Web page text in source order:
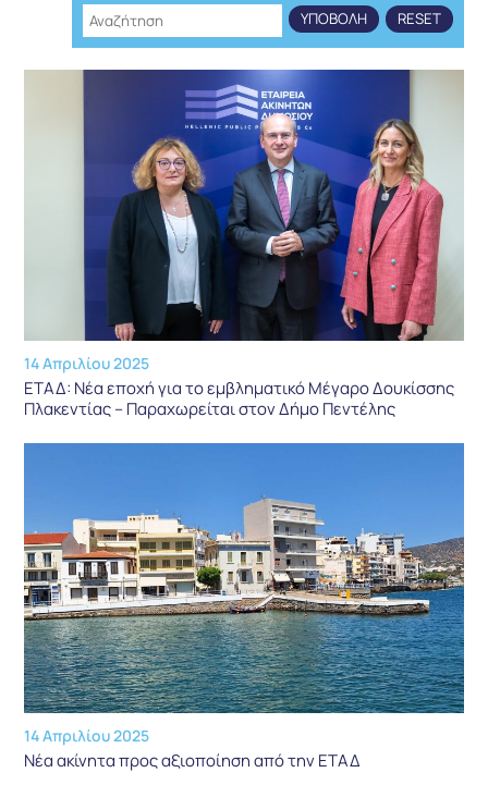
14 Απριλίου 2025
ΕΤΑΔ: Νέα εποχή για το εμβληματικό Μέγαρο Δουκίσσης
Πλακεντίας – Παραχωρείται στον Δήμο Πεντέλης
14 Απριλίου 2025
Νέα ακίνητα προς αξιοποίηση από την ΕΤΑΔ